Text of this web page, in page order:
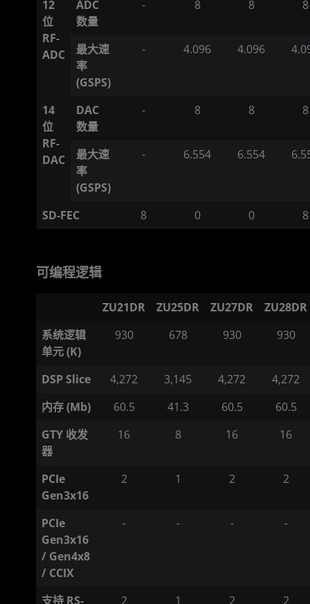
12
位
RF-
ADC
ADC
数量
- 8 8 8
最大速
率
(GSPS)
- 4.096 4.096
14
位
RF-
DAC
DAC
数量
- 8 8 8
最大速
率
(GSPS)
- 6.554 6.554
SD-FEC 8 0 0 8
可编程逻辑
ZU21DR ZU25DR ZU27DR
ZU28DR
系统逻辑
单元 (K)
930 678 930 930
DSP Slice 4,272 3,145 4,272
4,272
内存 (Mb)
60.5 41.3 60.5
60.5
GTY 收发
器
16 8 16 16
PCIe
Gen3x16
2 1 2 2
PCIe
Gen3x16
/ Gen4x8
/ CCIX
- - - -
支持 RS-
2 1 2 2